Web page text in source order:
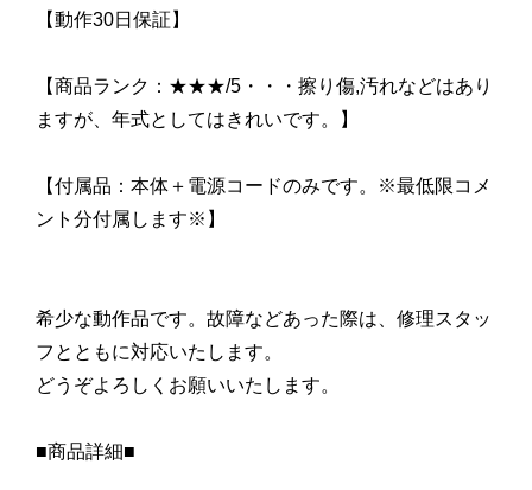
【動作30日保証】
【商品ランク：★★★/5・・・擦り傷,汚れなどはあり
ますが、年式としてはきれいです。】
【付属品：本体＋電源コードのみです。※最低限コメ
ント分付属します※】
希少な動作品です。故障などあった際は、修理スタッ
フとともに対応いたします。
どうぞよろしくお願いいたします。
■商品詳細■